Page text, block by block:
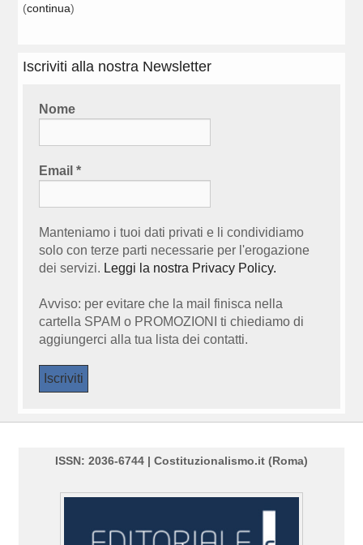
(continua)
Iscriviti alla nostra Newsletter
Nome
Email*
Manteniamo i tuoi dati privati e li condividiamo
solo con terze parti necessarie per l'erogazione
dei servizi. Leggi la nostra Privacy Policy.
Avviso: per evitare che la mail finisca nella
cartella SPAM o PROMOZIONI ti chiediamo di
aggiungerci alla tua lista dei contatti.
ISSN: 2036-6744 | Costituzionalismo.it (Roma)